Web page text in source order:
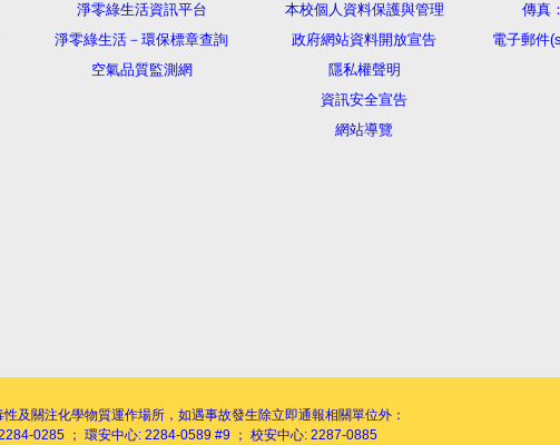
淨零綠生活資訊平台
淨零綠生活－環保標章查詢
空氣品質監測網
本校個人資料保護與管理
政府網站資料開放宣告
隱私權聲明
資訊安全宣告
網站導覽
傳真
電子郵件
性及關注化學物質運作場所，如遇事故發生除立即通報相關單位外：
0285 ； 環安中心: 2284-0589 #9 ； 校安中心: 2287-0885